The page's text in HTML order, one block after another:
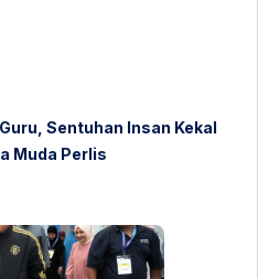
Sentuhan Insan Kekal
Muda Perlis